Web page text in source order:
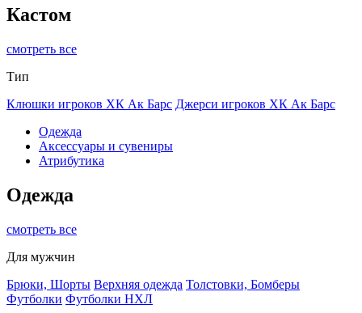
Кастом
смотреть все
Тип
Клюшки игроков ХК Ак Барс Джерси игроков ХК Ак Барс
Одежда
Аксессуары и сувениры
Атрибутика
Одежда
смотреть все
Для мужчин
Брюки, Шорты Верхняя одежда Толстовки, Бомберы
Футболки Футболки НХЛ